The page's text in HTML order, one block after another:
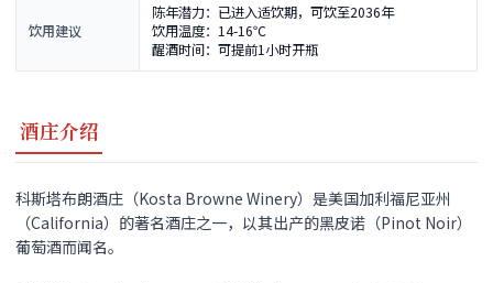
饮用建议
陈年潜力：已进入适饮期，可饮至2036年
饮用温度：14-16℃
醒酒时间：可提前1小时开瓶
酒庄介绍
科斯塔布朗酒庄（Kosta Browne Winery）是美国加利福尼亚州
（California）的著名酒庄之一，以其出产的黑皮诺（Pinot Noir）
葡萄酒而闻名。